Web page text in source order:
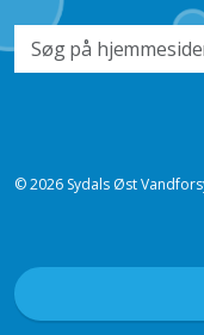
© 2026 Sydals Øst